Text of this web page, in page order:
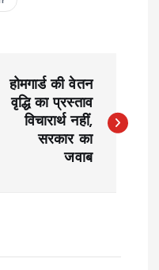
होमगार्ड की वेतन
वृद्धि का प्रस्ताव
विचारार्थ नहीं,
सरकार का
जवाब